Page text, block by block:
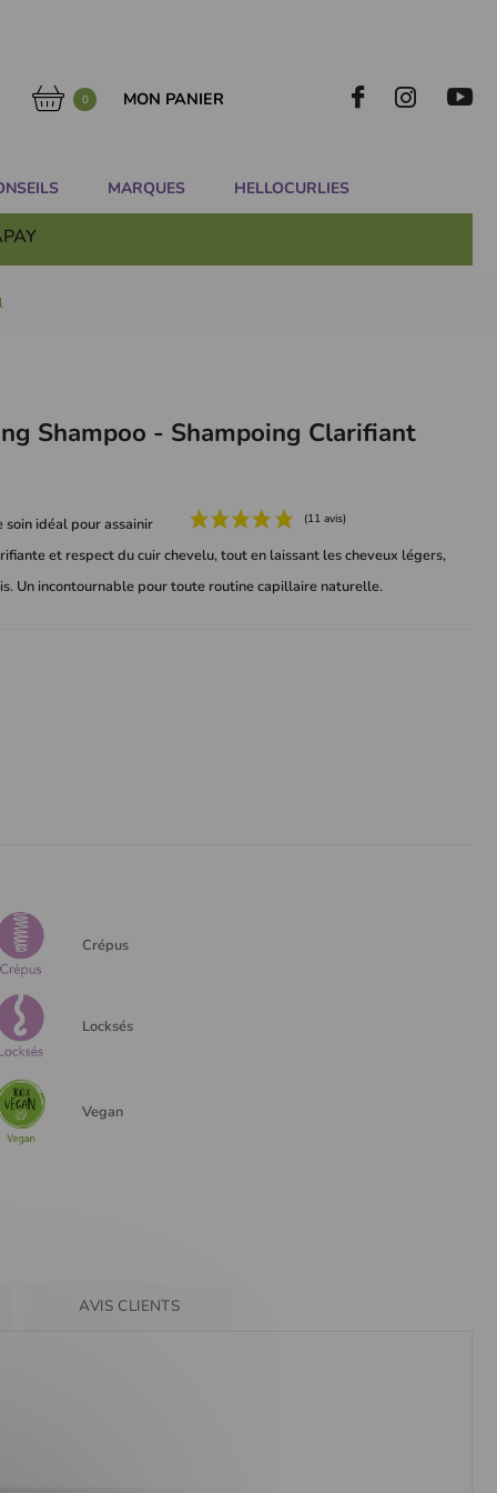
0 MON PANIER
MARQUES HELLOCURLIES
Shampoo - Shampoing Clarifiant
idéal pour assainir
et respect du cuir chevelu, tout en laissant les cheveux légers,
Un incontournable pour toute routine capillaire naturelle.
Crépus
Locksés
Vegan
AVIS CLIENTS